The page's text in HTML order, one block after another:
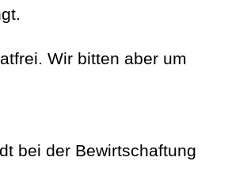
Wir bitten aber um
bei der Bewirtschaftung